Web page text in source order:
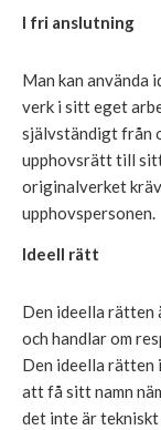
I fri anslutning
Man kan använda
verk i sitt eget
självständigt från
upphovsrätt till sitt
originalverket
upphovspersonen.
Ideell rätt
Den ideella rätten
och handlar om
Den ideella rätten
att få sitt namn
det inte är